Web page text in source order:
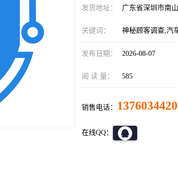
发货地址： 广东省深圳市南
关键词： 神秘顾客调查,汽
发布日期： 2026-08-07
阅 读 量： 585
销售电话：
在线QQ：